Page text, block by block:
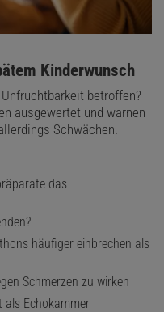
Kinderwunsch
betroffen?
ausgewertet und warnen
Schwächen.
das
häufiger einbrechen als
Schmerzen zu wirken
als Echokammer